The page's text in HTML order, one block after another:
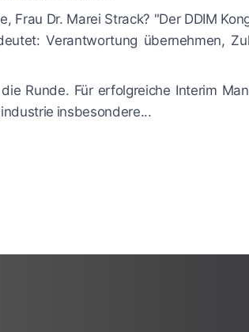
Frau Dr. Marei Strack? "Der DDIM
Verantwortung übernehmen,
Runde. Für erfolgreiche Interim
insbesondere...